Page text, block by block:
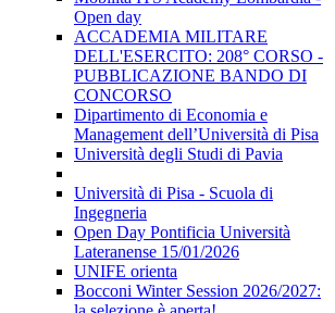
Open day
ACCADEMIA MILITARE
DELL'ESERCITO: 208° CORSO -
PUBBLICAZIONE BANDO DI
CONCORSO
Dipartimento di Economia e
Management dell’Università di Pisa
Università degli Studi di Pavia
Università di Pisa - Scuola di
Ingegneria
Open Day Pontificia Università
Lateranense 15/01/2026
UNIFE orienta
Bocconi Winter Session 2026/2027: